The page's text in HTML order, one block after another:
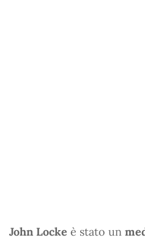
John Locke è stato un